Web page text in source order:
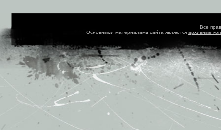
Все
Основными материалами сайта являются архивные